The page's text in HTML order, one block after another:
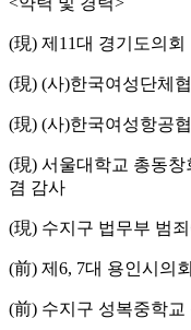
(現) 제11대 경기도의회
(現) (사)한국여성단체
(現) (사)한국여성항공
(現) 서울대학교 총동
겸 감사
(現) 수지구 법무부 범
(前) 제6, 7대 용인시의
(前) 수지구 성복중학교